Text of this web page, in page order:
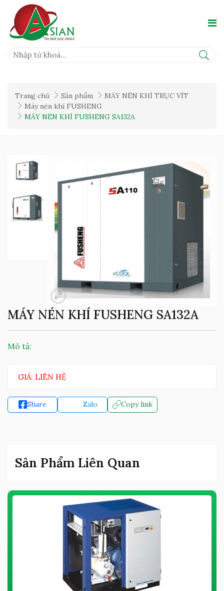
Trang chủ Sản phẩm
MÁY NÉN KHÍ TRỤC VÍT
Máy nén khí FUSHENG
MÁY NÉN KHÍ FUSHENG SA132A
MÁY NÉN KHÍ FUSHENG SA132A
Mô tả:
GIÁ: LIÊN HỆ
Share Zalo Copy link
Sản Phẩm Liên Quan